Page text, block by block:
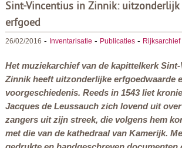
Sint-Vincentius in Zinnik: uitzonderlijk
erfgoed
26/02/2016 - Inventarisatie - Publicaties- Rijksarchief
Het muziekarchief van de kapittelkerk
Zinnik heeft uitzonderlijke erfgoedwaarde
voorgeschiedenis. Reeds in 1543 liet
Jacques de Leussauch zich lovend uit
zangers uit zijn streek, die volgens hem
met die van de kathedraal van Kamerijk.